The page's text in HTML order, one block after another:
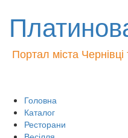
Портал міста
Головна
Каталог
Ресторани